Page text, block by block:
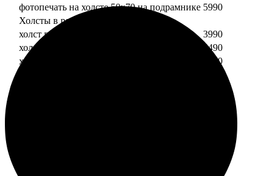
фотопечать на холсте 50х70 на подрамнике 5990
Холсты в раме
холст в раме 20х20
3990
холст в раме 20х30
4490
холст в раме 30х30
4990